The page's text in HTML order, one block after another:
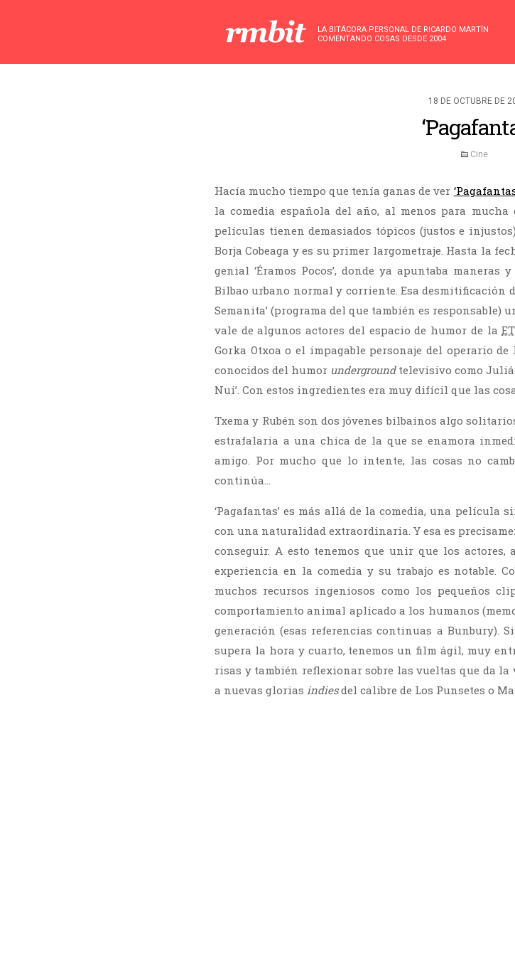
LA BITÁCORA PERSONAL DE RICARDO MARTÍN
COMENTANDO COSAS DESDE 2004
18 DE OCTUBRE DE
Cine
Hacía mucho tiempo que tenía ganas de ver
la comedia española del año, al menos para
películas tienen demasiados tópicos (justos e
Borja Cobeaga y es su primer largometraje. Hasta la
genial ‘Éramos Pocos’, donde ya apuntaba
Bilbao urbano normal y corriente. Esa desmitificación
Semanita’ (programa del que también es responsable)
vale de algunos actores del espacio de humor de la
Gorka Otxoa o el impagable personaje del operario
conocidos del humor undergroundtelevisivo como
Nui’. Con estos ingredientes era muy difícil que las
Txema y Rubén son dos jóvenes bilbaínos algo
estrafalaria a una chica de la que se enamora
amigo. Por mucho que lo intente, las cosas no
continúa…
‘Pagafantas’ es más allá de la comedia, una
con una naturalidad extraordinaria. Y esa es
conseguir. A esto tenemos que unir que los
experiencia en la comedia y su trabajo es notable.
muchos recursos ingeniosos como los pequeños
comportamiento animal aplicado a los humanos
generación (esas referencias continuas a Bunbury).
supera la hora y cuarto, tenemos un film ágil, muy
risas y también reflexionar sobre las vueltas que da la
a nuevas glorias indiesdel calibre de Los Punsetes o